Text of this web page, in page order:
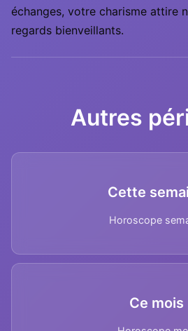
échanges, votre charisme attire
regards bienveillants.
Autres
Cette
Horoscope
Ce mois